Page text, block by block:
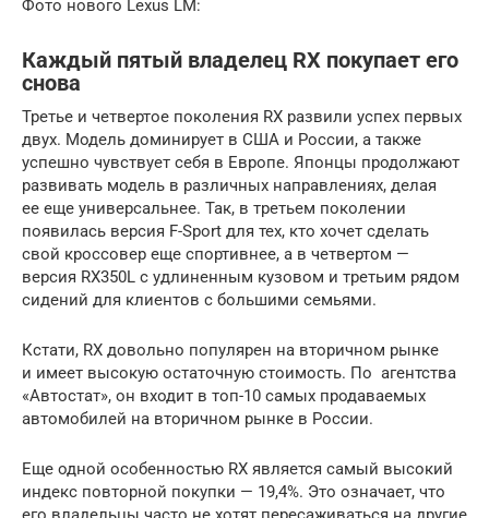
Фото нового Lexus LM:
Каждый пятый владелец RX покупает его
снова
Третье и четвертое поколения RX развили успех первых
двух. Модель доминирует в США и России, а также
успешно чувствует себя в Европе. Японцы продолжают
развивать модель в различных направлениях, делая
ее еще универсальнее. Так, в третьем поколении
появилась версия F-Sport для тех, кто хочет сделать
свой кроссовер еще спортивнее, а в четвертом —
версия RX350L с удлиненным кузовом и третьим рядом
сидений для клиентов с большими семьями.
Кстати, RX довольно популярен на вторичном рынке
и имеет высокую остаточную стоимость. По агентства
«Автостат», он входит в топ-10 самых продаваемых
автомобилей на вторичном рынке в России.
Еще одной особенностью RX является самый высокий
индекс повторной покупки — 19,4%. Это означает, что